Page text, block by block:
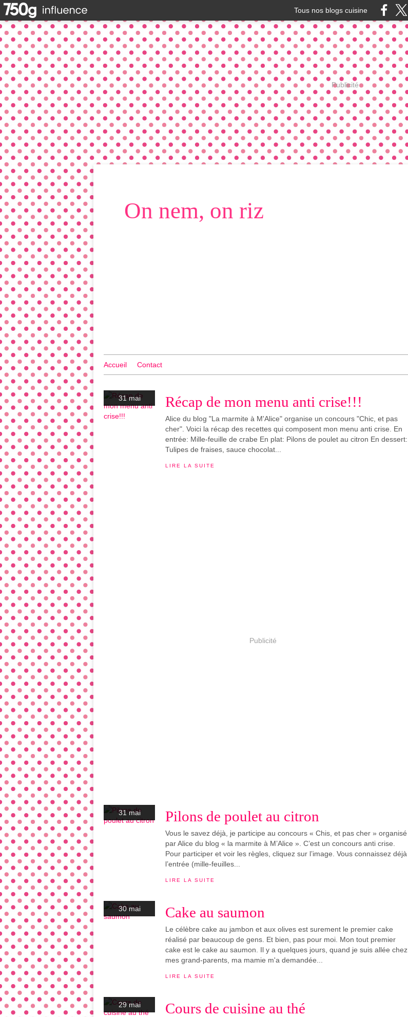
Tous nos blogs cuisine
Publicité
On nem, on riz
Accueil Contact
31 mai Récap de mon menu anti crise!!!
Alice du blog "La marmite à M'Alice" organise un concours "Chic, et pas
cher". Voici la récap des recettes qui composent mon menu anti crise. En
entrée: Mille-feuille de crabe En plat: Pilons de poulet au citron En dessert:
Tulipes de fraises, sauce chocolat...
LIRE LA SUITE
Publicité
31 mai Pilons de poulet au citron
Vous le savez déjà, je participe au concours « Chis, et pas cher » organisé
par Alice du blog « la marmite à M’Alice ». C’est un concours anti crise.
Pour participer et voir les règles, cliquez sur l’image. Vous connaissez déjà
l’entrée (mille-feuilles...
LIRE LA SUITE
30 mai Cake au saumon
Le célèbre cake au jambon et aux olives est surement le premier cake
réalisé par beaucoup de gens. Et bien, pas pour moi. Mon tout premier
cake est le cake au saumon. Il y a quelques jours, quand je suis allée chez
mes grand-parents, ma mamie m'a demandée...
LIRE LA SUITE
29 mai Cours de cuisine au thé